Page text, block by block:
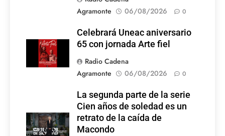
Agramonte
06/08/2026 0
Celebrará Uneac aniversario
65 con jornada Arte fiel
Radio Cadena
Agramonte
06/08/2026 0
La segunda parte de la serie
Cien años de soledad es un
retrato de la caída de
Macondo